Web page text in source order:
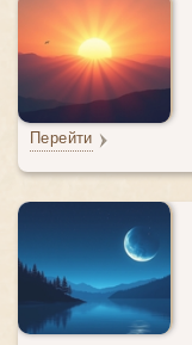
Перейти